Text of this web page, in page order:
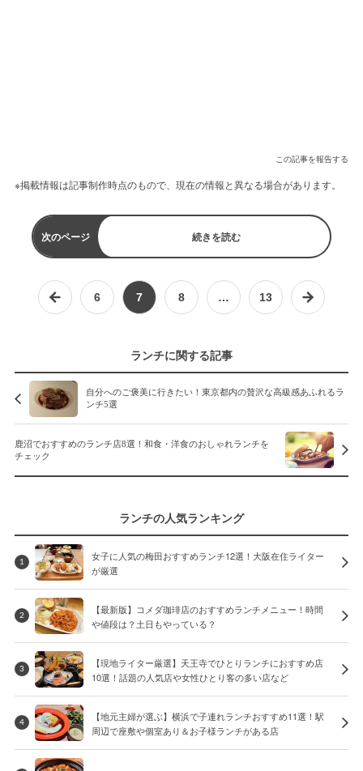
この記事を報告する
※掲載情報は記事制作時点のもので、現在の情報と異なる場合があります。
次のページ 続きを読む
6 7 8 … 13
ランチに関する記事
自分へのご褒美に行きたい！東京都内の贅沢な高級感あふれるラ
ンチ5選
鹿沼でおすすめのランチ店8選！和食・洋食のおしゃれランチを
チェック
ランチの人気ランキング
1
女子に人気の梅田おすすめランチ12選！大阪在住ライター
が厳選
2
【最新版】コメダ珈琲店のおすすめランチメニュー！時間
や値段は？土日もやっている？
3
【現地ライター厳選】天王寺でひとりランチにおすすめ店
10選！話題の人気店や女性ひとり客の多い店など
4
【地元主婦が選ぶ】横浜で子連れランチおすすめ11選！駅
周辺で座敷や個室あり＆お子様ランチがある店